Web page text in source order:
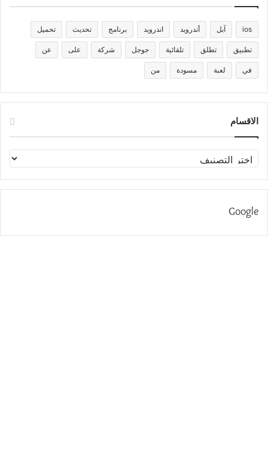
ios آبل أندرويد اندرويد برنامج تحديث تحميل
تطبيق تطلق تلقائية جوجل شركة على عن
في لعبة مسودة من
الاقسام
الاقسام
Google